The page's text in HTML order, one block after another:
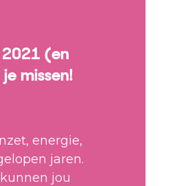
(en
missen!
energie,
jaren.
jou